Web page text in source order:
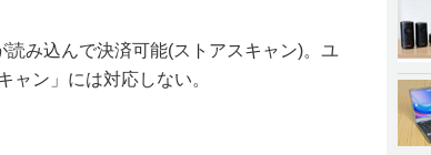
み込んで決済可能(ストアスキャン)。ユ
ャン」には対応しない。